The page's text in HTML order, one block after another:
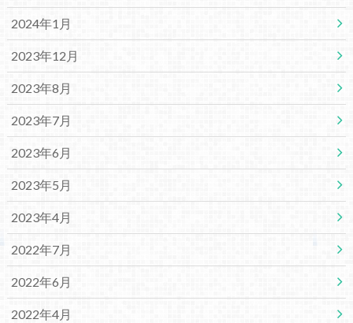
2024年1月
2023年12月
2023年8月
2023年7月
2023年6月
2023年5月
2023年4月
2022年7月
2022年6月
2022年4月